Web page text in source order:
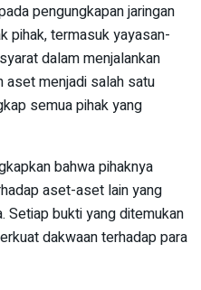
pengungkapan jaringan
pihak, termasuk yayasan-
dalam menjalankan
menjadi salah satu
semua pihak yang
bahwa pihaknya
aset-aset lain yang
Setiap bukti yang ditemukan
dakwaan terhadap para